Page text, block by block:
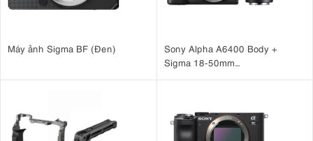
Máy ảnh Sigma BF (Đen)
Sony Alpha A6400 Body +
Sigma 18-50mm